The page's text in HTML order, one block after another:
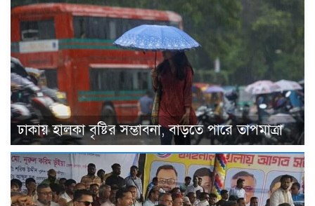
ঢাকায় হালকা বৃষ্টির সম্ভাবনা, বাড়তে পারে তাপমাত্রা